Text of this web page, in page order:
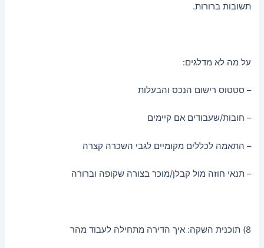
תשובות ברורות.
על מה לא מדלגים:
– סטטוס רישום הנכס והבעלות
– חובות/שעבודים אם קיימים
– התאמה לכללים מקומיים לגבי השכרה קצרה
– תנאי חוזה מול קבלן/מוכר בצורה שקופה וברורה
8) תוכנית השקה: איך הדירה מתחילה לעבוד מהר